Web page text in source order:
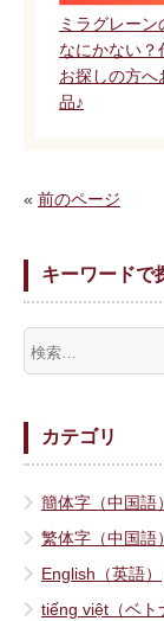
ミラグレーン
なにかない？
お探しの方へ
品♪
« 前のページ
キーワードで
カテゴリ
簡体字（中国語）
繁体字（中国語）
English（英語）
tiếng việt（ベト